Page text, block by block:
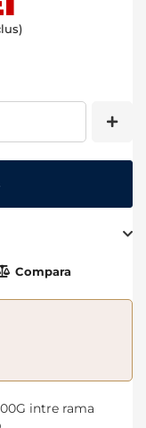
Compara
intre rama